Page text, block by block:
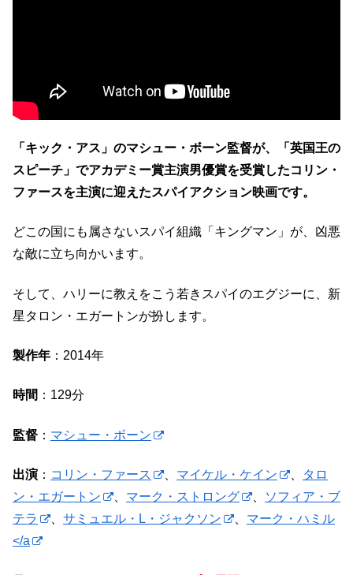
「キック・アス」のマシュー・ボーン監督が、「英国王の
スピーチ」でアカデミー賞主演男優賞を受賞したコリン・
ファースを主演に迎えたスパイアクション映画です。
どこの国にも属さないスパイ組織「キングマン」が、凶悪
な敵に立ち向かいます。
そして、ハリーに教えをこう若きスパイのエグジーに、新
星タロン・エガートンが扮します。
製作年 ：2014年
時間 ：129分
監督 ： マシュー・ボーン
出演 ： コリン・ファース マイケル・ケイン
タロ
ン・エガートン
マーク・ストロング
ソフィア・ブ
テラ
サミュエル・L・ジャクソン
マーク・ハミル
</a